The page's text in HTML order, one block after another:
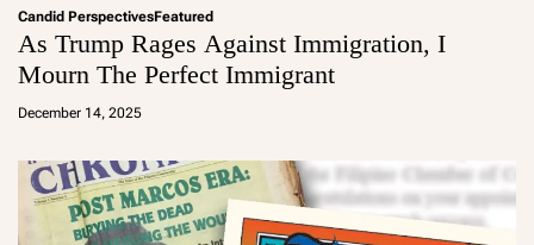
Candid PerspectivesFeatured
As Trump Rages Against Immigration, I
Mourn The Perfect Immigrant
December 14, 2025
a